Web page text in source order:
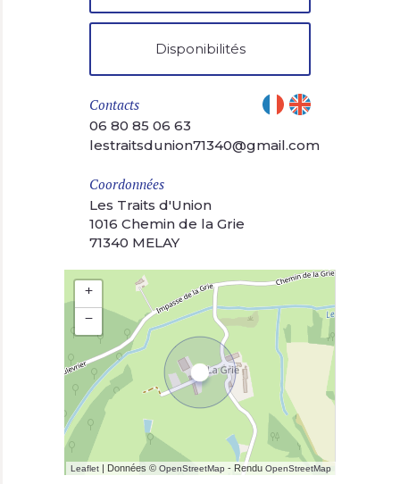
Disponibilités
Contacts
06 80 85 06 63
lestraitsdunion71340@gmail.com
Coordonnées
Les Traits d'Union
1016 Chemin de la Grie
71340 MELAY
+
−
Leaflet | Données © OpenStreetMap - Rendu OpenStreetMap